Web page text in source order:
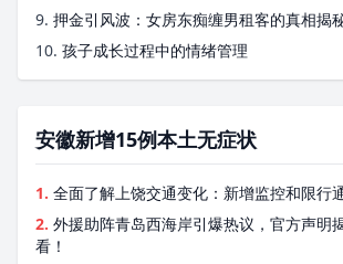
9. 押金引风波：女房东痴缠男租客的真相揭
10. 孩子成长过程中的情绪管理
安徽新增15例本土无症状
1. 全面了解上饶交通变化：新增监控和限行
2. 外援助阵青岛西海岸引爆热议，官方声明
看！